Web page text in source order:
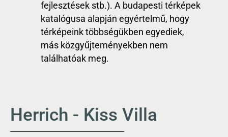
fejlesztések stb.). A budapesti térképek
katalógusa alapján egyértelmű, hogy
térképeink többségükben egyediek,
más közgyűjteményekben nem
találhatóak meg.
Herrich - Kiss Villa